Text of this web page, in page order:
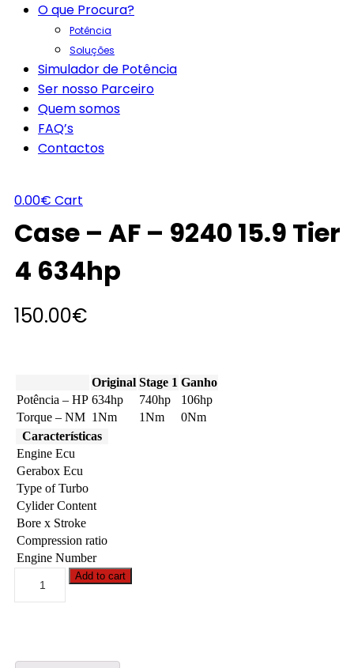
O que Procura?
Potência
Soluções
Simulador de Potência
Ser nosso Parceiro
Quem somos
FAQ’s
Contactos
0.00€ Cart
Case – AF – 9240 15.9 Tier
4 634hp
150.00€
Original Stage 1 Ganho
Potência – HP 634hp 740hp
106hp
Torque – NM 1Nm 1Nm
0Nm
Características
Engine Ecu
Gerabox Ecu
Type of Turbo
Cylider Content
Bore x Stroke
Compression ratio
Engine Number
AF
Tier
Add to cart